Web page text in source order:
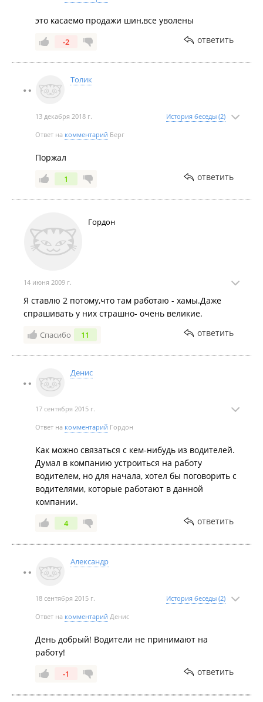
это касаемо продажи шин,все уволены
-2 ответить
Толик
13 декабря 2018 г. История беседы (2)
Ответ на комментарий Берг
Поржал
1 ответить
Гордон
14 июня 2009 г.
Я ставлю 2 потому,что там работаю - хамы.Даже
спрашивать у них страшно- очень великие.
Спасибо 11 ответить
Денис
17 сентября 2015 г.
Ответ на комментарий Гордон
Как можно связаться с кем-нибудь из водителей.
Думал в компанию устроиться на работу
водителем, но для начала, хотел бы поговорить с
водителями, которые работают в данной
компании.
4 ответить
Александр
18 сентября 2015 г. История беседы (2)
Ответ на комментарий Денис
День добрый! Водители не принимают на
работу!
-1 ответить